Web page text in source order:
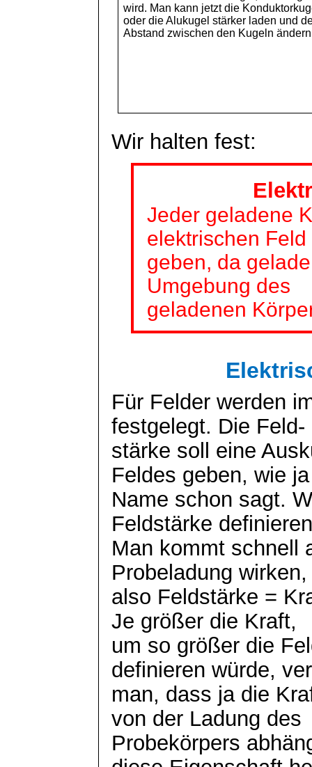
wird. Man kann jetzt die
oder dieAlukugel stärker laden und
Abstand zwischen den Kugeln
Wir halten fest:
Jeder geladene
elektrischen Feld
geben, da
Umgebung des
geladenen
Für Felder werden
festgelegt. Die Feld-
stärke soll eine
Feldes geben, wie
Name schon sagt.
Feldstärke
Man kommt schnell
Probeladung wirken,
also Feldstärke =
Je größer die Kraft,
um so größer die
definieren würde,
man, dass ja die
von der Ladung des
Probekörpers